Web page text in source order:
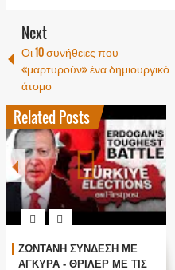
Next
Οι 10 συνήθειες που
«μαρτυρούν» ένα δημιουργικό
άτομο
Related Posts
ΖΩΝΤΑΝΗ ΣΥΝΔΕΣΗ ΜΕ
ΑΓΚΥΡΑ - ΘΡΙΛΕΡ ΜΕ ΤΙΣ